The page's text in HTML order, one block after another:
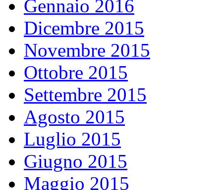
Gennaio 2016
Dicembre 2015
Novembre 2015
Ottobre 2015
Settembre 2015
Agosto 2015
Luglio 2015
Giugno 2015
Maggio 2015